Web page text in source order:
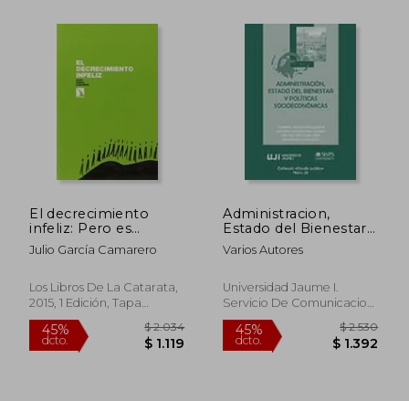
45%
dcto.
45%
dcto.
El decrecimiento
infeliz: Pero es
posible y urgente
conseguir un
Julio García Camarero
Los Libros De La Catarata,
2015, 1 Edición, Tapa
Blanda, Nuevo
Administracion,
Estado del Bienestar
y Politicas
Socioeconomicas
Varios Autores
Universidad Jaume I.
Servicio De Comunicacion
Y Publicacione, Tapa
Blanda, Nuevo